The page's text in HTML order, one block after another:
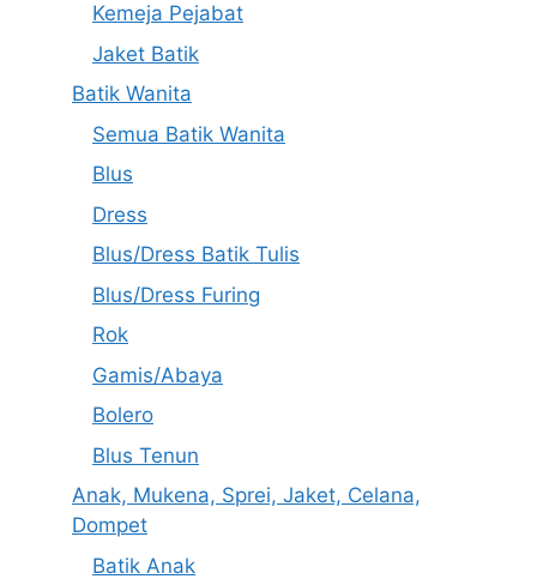
Kemeja Pejabat
Jaket Batik
Batik Wanita
Semua Batik Wanita
Blus
Dress
Blus/Dress Batik Tulis
Blus/Dress Furing
Rok
Gamis/Abaya
Bolero
Blus Tenun
Anak, Mukena, Sprei, Jaket, Celana,
Dompet
Batik Anak